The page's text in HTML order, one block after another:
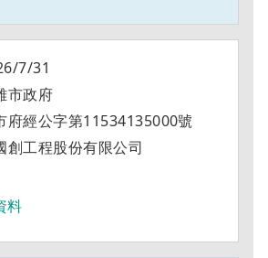
7/31
市政府
府經公字第11534135000號
創工程股份有限公司
料